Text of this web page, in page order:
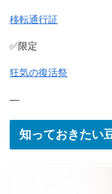
移転通行証
✅限定
狂気の復活祭
—
知っておきたい